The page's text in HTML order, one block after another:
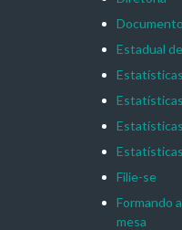
Estadual
Estatísticas
Filie-se
Formando
mesa